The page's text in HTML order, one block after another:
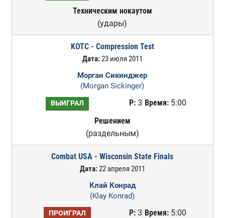
Техническим нокаутом
(удары)
KOTC - Compression Test
Дата:23 июля 2011
Морган Сикинджер
(Morgan Sickinger)
ВЫИГРАЛ Р:3 Время:5:00
Решением
(раздельным)
Combat USA - Wisconsin State Finals
Дата:22 апреля 2011
Клай Конрад
(Klay Konrad)
ПРОИГРАЛ Р:3 Время:5:00